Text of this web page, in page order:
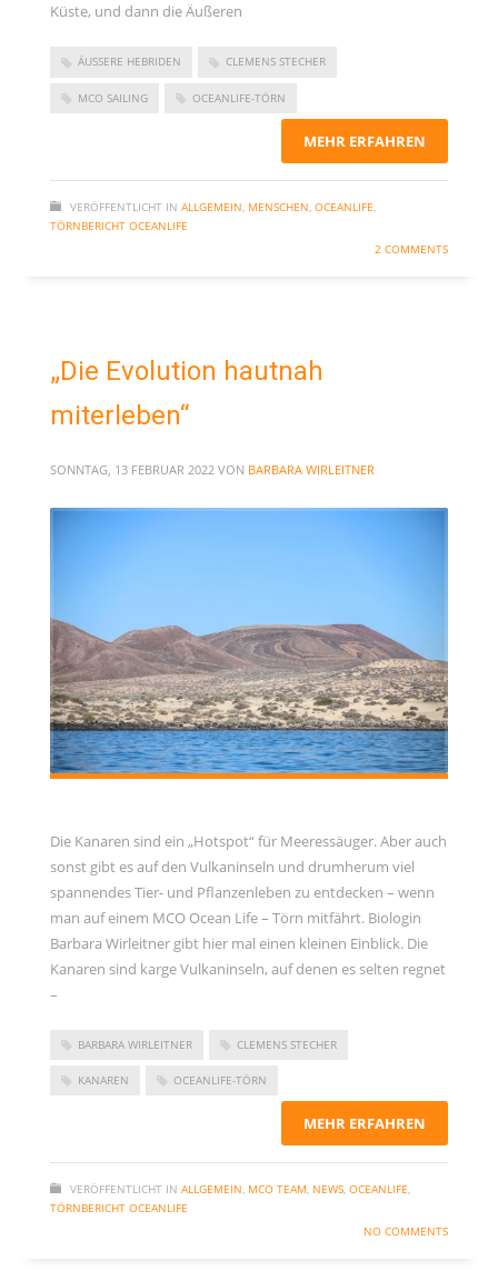
Küste, und dann die Äußeren
ÄUSSERE HEBRIDEN CLEMENS STECHER
MCO SAILING OCEANLIFE-TÖRN
MEHR ERFAHREN
VERÖFFENTLICHT IN ALLGEMEIN, MENSCHEN, OCEANLIFE,
TÖRNBERICHT OCEANLIFE
2 COMMENTS
„Die Evolution hautnah
miterleben“
SONNTAG, 13 FEBRUAR 2022 VON BARBARA WIRLEITNER
Die Kanaren sind ein „Hotspot“ für Meeressäuger. Aber auch
sonst gibt es auf den Vulkaninseln und drumherum viel
spannendes Tier- und Pflanzenleben zu entdecken – wenn
man auf einem MCO Ocean Life – Törn mitfährt. Biologin
Barbara Wirleitner gibt hier mal einen kleinen Einblick. Die
Kanaren sind karge Vulkaninseln, auf denen es selten regnet
–
BARBARA WIRLEITNER CLEMENS STECHER
KANAREN OCEANLIFE-TÖRN
MEHR ERFAHREN
VERÖFFENTLICHT IN ALLGEMEIN, MCO TEAM, NEWS, OCEANLIFE,
TÖRNBERICHT OCEANLIFE
NO COMMENTS